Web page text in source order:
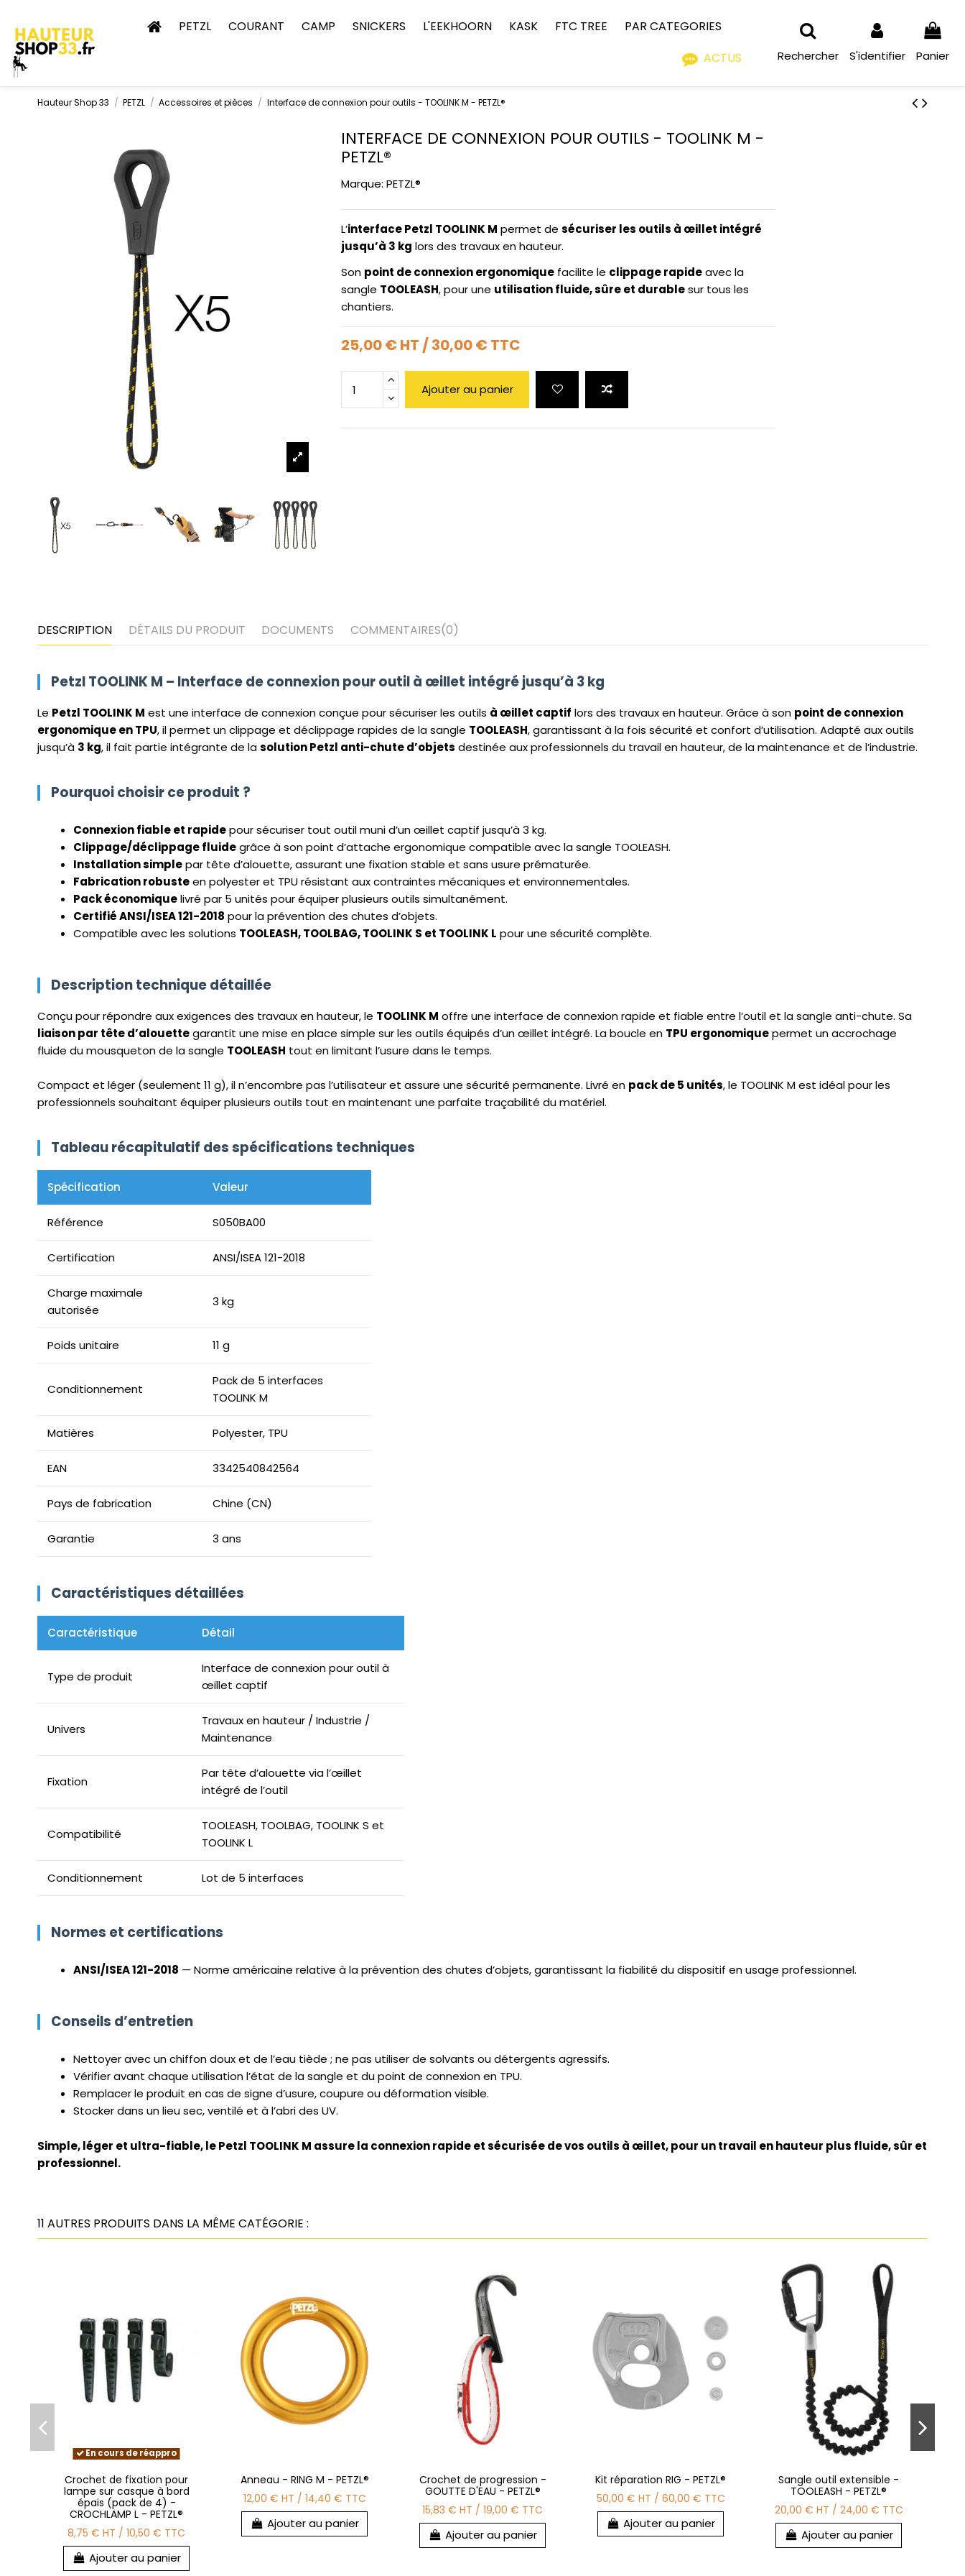
PETZL COURANT CAMP SNICKERS L'EEKHOORN KASK FTC TREE
PAR CATEGORIES
ACTUS
Rechercher S'identifier Panier
Hauteur Shop 33 PETZL Accessoires et pièces Interface de connexion pour outils - TOOLINK M - PETZL®
INTERFACE DE CONNEXION POUR OUTILS - TOOLINK M -
PETZL®
Marque: PETZL®
L’interface Petzl TOOLINK M permet desécuriser les outils à œillet intégré
jusqu’à 3 kg lors des travaux en hauteur.
Son point de connexion ergonomique facilite le clippage rapideavec la
sangle TOOLEASH, pour une utilisation fluide, sûre et durablesur tous les
chantiers.
25,00 € HT /30,00 € TTC
Ajouter au panier
DESCRIPTION DÉTAILS DU PRODUIT DOCUMENTS COMMENTAIRES(0)
Petzl TOOLINK M – Interface de connexion pour outil à œillet intégré jusqu’à 3 kg
Le Petzl TOOLINK M est une interface de connexion conçue pour sécuriser les outils à œillet captif lors des travaux en hauteur. Grâce à son point de connexion
ergonomique en TPU, il permet un clippage et déclippage rapides de la sangle TOOLEASH, garantissant à la fois sécurité et confort d’utilisation. Adapté aux outils
jusqu’à 3 kg, il fait partie intégrante de lasolution Petzl anti-chute d’objets destinée aux professionnels du travail en hauteur, de la maintenance et de l’industrie.
Pourquoi choisir ce produit ?
Connexion fiable et rapidepour sécuriser tout outil muni d’un œillet captif jusqu’à 3 kg.
Clippage/déclippage fluidegrâce à son point d’attache ergonomique compatible avec la sangle TOOLEASH.
Installation simplepar tête d’alouette, assurant une fixation stable et sans usure prématurée.
Fabrication robusteen polyester et TPU résistant aux contraintes mécaniques et environnementales.
Pack économiquelivré par 5 unités pour équiper plusieurs outils simultanément.
Certifié ANSI/ISEA 121-2018 pour la prévention des chutes d’objets.
Compatible avec les solutions TOOLEASH, TOOLBAG, TOOLINK S et TOOLINK L pour une sécurité complète.
Description technique détaillée
Conçu pour répondre aux exigences des travaux en hauteur, le TOOLINK M offre une interface de connexion rapide et fiable entre l’outil et la sangle anti-chute. Sa
liaison par tête d’alouettegarantit une mise en place simple sur les outils équipés d’un œillet intégré. La boucle en TPU ergonomiquepermet un accrochage
fluide du mousqueton de la sangle TOOLEASH tout en limitant l’usure dans le temps.
Compact et léger (seulement 11 g), il n’encombre pas l’utilisateur et assure une sécurité permanente. Livré en pack de 5 unités, le TOOLINK M est idéal pour les
professionnels souhaitant équiper plusieurs outils tout en maintenant une parfaite traçabilité du matériel.
Tableau récapitulatif des spécifications techniques
Spécification Valeur
Référence S050BA00
Certification ANSI/ISEA 121-2018
Charge maximale
autorisée
3 kg
Poids unitaire 11 g
Conditionnement
Pack de 5 interfaces
TOOLINK M
Matières Polyester, TPU
EAN 3342540842564
Pays de fabrication Chine (CN)
Garantie 3 ans
Caractéristiques détaillées
Caractéristique Détail
Type de produit
Interface de connexion pour outil à
œillet captif
Univers
Travaux en hauteur / Industrie /
Maintenance
Fixation
Par tête d’alouette via l’œillet
intégré de l’outil
Compatibilité
TOOLEASH, TOOLBAG, TOOLINK S et
TOOLINK L
Conditionnement Lot de 5 interfaces
Normes et certifications
ANSI/ISEA 121-2018 — Norme américaine relative à la prévention des chutes d’objets, garantissant la fiabilité du dispositif en usage professionnel.
Conseils d’entretien
Nettoyer avec un chiffon doux et de l’eau tiède ; ne pas utiliser de solvants ou détergents agressifs.
Vérifier avant chaque utilisation l’état de la sangle et du point de connexion en TPU.
Remplacer le produit en cas de signe d’usure, coupure ou déformation visible.
Stocker dans un lieu sec, ventilé et à l’abri des UV.
Simple, léger et ultra-fiable, le Petzl TOOLINK M assure la connexion rapide et sécurisée de vos outils à œillet, pour un travail en hauteur plus fluide, sûr et
professionnel.
11 AUTRES PRODUITS DANS LA MÊME CATÉGORIE :
En cours de réappro
Crochet de fixation pour
lampe sur casque à bord
épais (pack de 4) -
CROCHLAMP L - PETZL®
8,75 € HT / 10,50 € TTC
Ajouter au panier
Anneau - RING M - PETZL®
12,00 € HT / 14,40 € TTC
Ajouter au panier
Crochet de progression -
GOUTTE D'EAU - PETZL®
15,83 € HT / 19,00 € TTC
Ajouter au panier
Kit réparation RIG - PETZL®
50,00 € HT / 60,00 € TTC
Ajouter au panier
Sangle outil extensible -
TOOLEASH - PETZL®
20,00 € HT / 24,00 € TTC
Ajouter au panier